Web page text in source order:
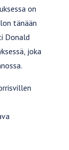
on
tänään
Donald
joka